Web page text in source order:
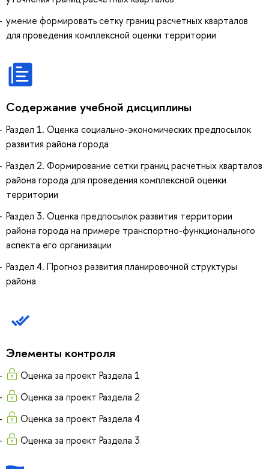
умение формировать сетку границ расчетных кварталов
для проведения комплексной оценки территории
Содержание учебной дисциплины
Раздел 1. Оценка социально-экономических предпосылок
развития района города
Раздел 2. Формирование сетки границ расчетных кварталов
района города для проведения комплексной оценки
территории
Раздел 3. Оценка предпосылок развития территории
района города на примере транспортно-функционального
аспекта его организации
Раздел 4. Прогноз развития планировочной структуры
района
Элементы контроля
Оценка за проект Раздела 1
Оценка за проект Раздела 2
Оценка за проект Раздела 4
Оценка за проект Раздела 3